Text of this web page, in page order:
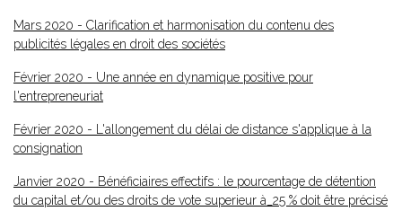
Mars 2020 - Clarification et harmonisation du contenu des
publicités légales en droit des sociétés
Février 2020 - Une année en dynamique positive pour
l'entrepreneuriat
Février 2020 - L'allongement du délai de distance s'applique à la
consignation
Janvier 2020 - Bénéficiaires effectifs : le pourcentage de détention
du capital et/ou des droits de vote superieur à_25 % doit être précisé